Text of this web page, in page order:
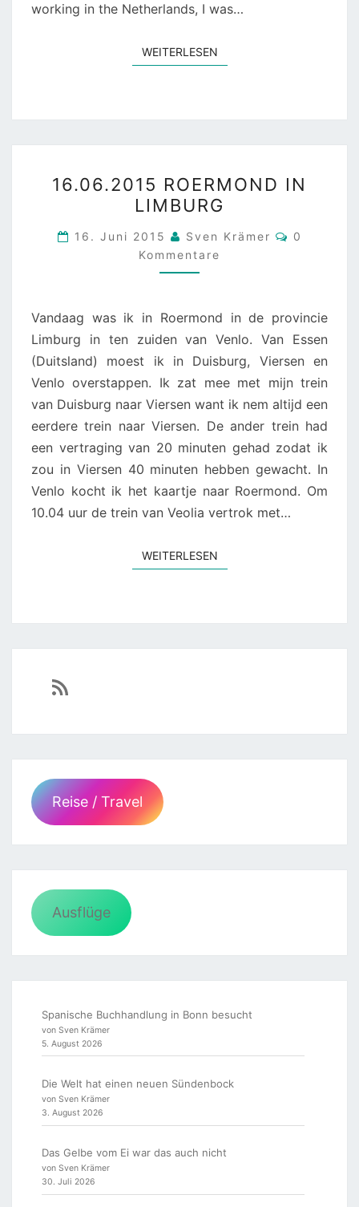
working in the Netherlands, I was…
WEITERLESENWEITERLESEN
ROERMOND
IN
LIMBURG
16.06.2015 ROERMOND IN
LIMBURG
16. Juni 2015 Sven Krämer
0
Kommentare
Vandaag was ik in Roermond in de provincie
Limburg in ten zuiden van Venlo. Van Essen
(Duitsland) moest ik in Duisburg, Viersen en
Venlo overstappen. Ik zat mee met mijn trein
van Duisburg naar Viersen want ik nem altijd een
eerdere trein naar Viersen. De ander trein had
een vertraging van 20 minuten gehad zodat ik
zou in Viersen 40 minuten hebben gewacht. In
Venlo kocht ik het kaartje naar Roermond. Om
10.04 uur de trein van Veolia vertrok met…
WEITERLESENWEITERLESEN
https://sven-essen.de/feed/
Reise / Travel
Ausflüge
Spanische Buchhandlung in Bonn besucht
von Sven Krämer
5. August 2026
Die Welt hat einen neuen Sündenbock
von Sven Krämer
3. August 2026
Das Gelbe vom Ei war das auch nicht
von Sven Krämer
30. Juli 2026